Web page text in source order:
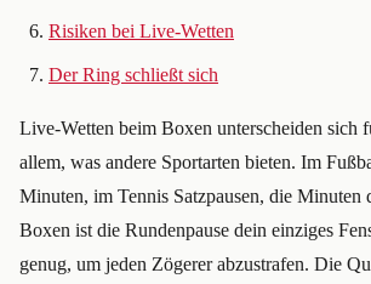
Risiken bei Live-Wetten
Der Ring schließt sich
Live-Wetten beim Boxen unterscheiden sich
allem, was andere Sportarten bieten. Im
Minuten, im Tennis Satzpausen, die
Boxen ist die Rundenpause dein einziges
genug, um jeden Zögerer abzustrafen. Die